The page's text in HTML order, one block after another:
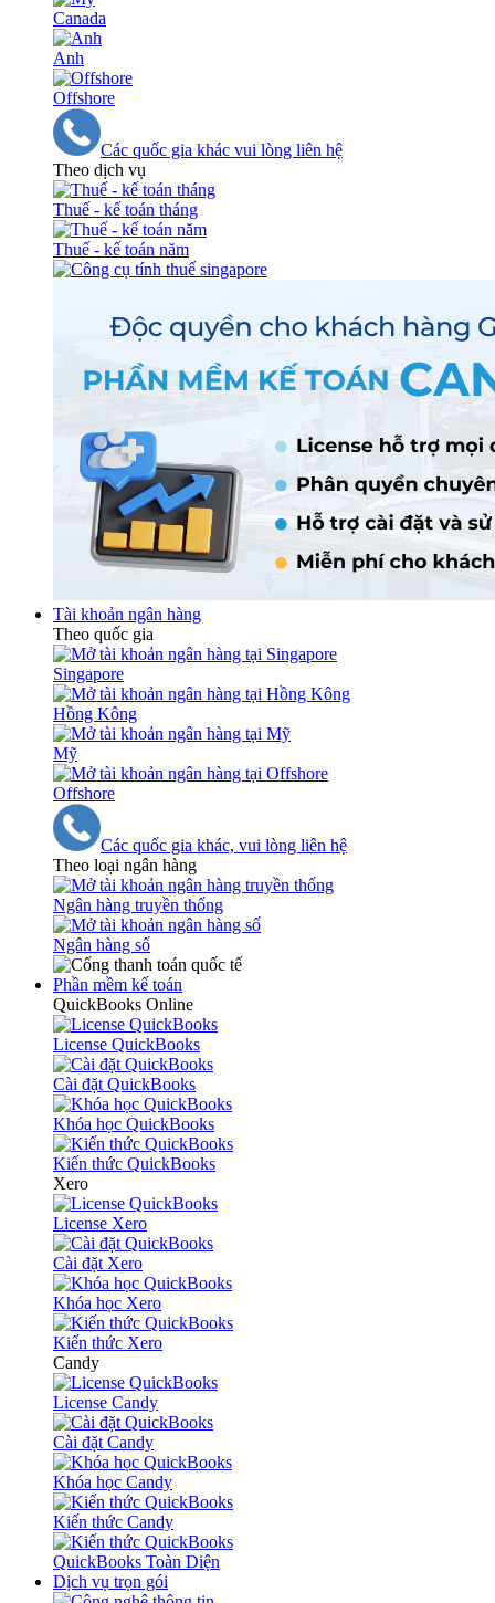
Canada
Anh
Offshore
Các quốc gia khác vui lòng liên hệ
Theo dịch vụ
Thuế - kế toán tháng
Thuế - kế toán năm
Tài khoản ngân hàng
Theo quốc gia
Singapore
Hồng Kông
Mỹ
Offshore
Các quốc gia khác, vui lòng liên hệ
Theo loại ngân hàng
Ngân hàng truyền thống
Ngân hàng số
Phần mềm kế toán
QuickBooks Online
License QuickBooks
Cài đặt QuickBooks
Khóa học QuickBooks
Kiến thức QuickBooks
Xero
License Xero
Cài đặt Xero
Khóa học Xero
Kiến thức Xero
Candy
License Candy
Cài đặt Candy
Khóa học Candy
Kiến thức Candy
QuickBooks Toàn Diện
Dịch vụ trọn gói